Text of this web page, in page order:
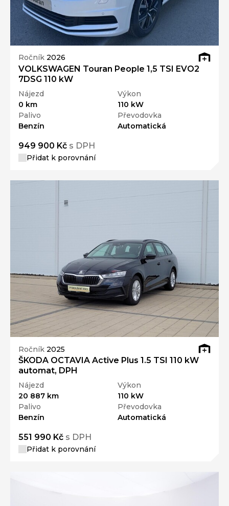
Ročník 2026
VOLKSWAGEN Touran People 1,5 TSI EVO2
7DSG 110 kW
Nájezd
0 km
Výkon
110 kW
Palivo
Benzín
Převodovka
Automatická
949 900 Kč s DPH
Přidat k porovnání
Ročník 2025
ŠKODA OCTAVIA Active Plus 1.5 TSI 110 kW
automat, DPH
Nájezd
20 887 km
Výkon
110 kW
Palivo
Benzín
Převodovka
Automatická
551 990 Kč s DPH
Přidat k porovnání